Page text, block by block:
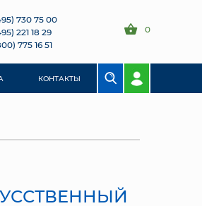
730 75 00
221 18 29
775 16 51
0
КОНТАКТЫ